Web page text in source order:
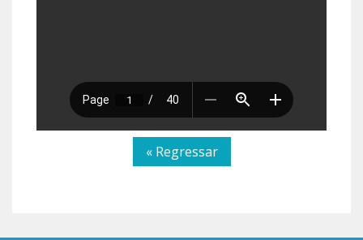
« Regressar